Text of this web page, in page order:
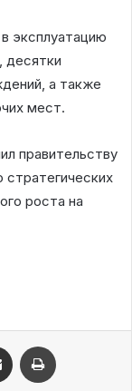
эксплуатацию
десятки
а также
мест.
правительству
роста на